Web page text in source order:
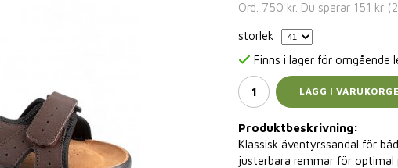
Ord. 750 kr. Du sparar 151 kr (
storlek
Finns i lager för omgående
LÄGG I
Produktbeskrivning:
Klassisk äventyrssandal för
justerbara remmar för optimal